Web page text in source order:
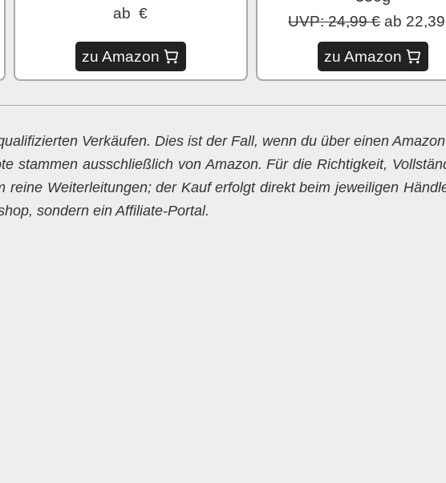
ab €
zu Amazon
UVP: 24,99 € ab
zu Amazon
Verkäufen. Dies ist der Fall, wenn du über einen
stammen ausschließlich von Amazon. Für die Richtigkeit,
reine Weiterleitungen; der Kauf erfolgt direkt beim jeweiligen
sondern ein Affiliate-Portal.